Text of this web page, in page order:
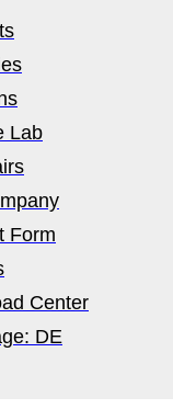
Lab
Form
Center
DE